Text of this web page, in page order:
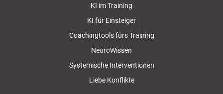
KI im Training
KI für Einsteiger
Coachingtools fürs Training
NeuroWissen
Systemische Interventionen
Liebe Konflikte